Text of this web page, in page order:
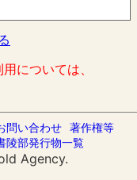
については、
問い合わせ 著作権等
陵部発行物一覧
Agency.